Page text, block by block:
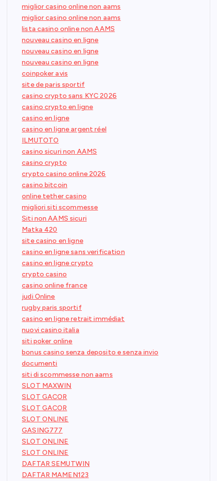
miglior casino online non aams
miglior casino online non aams
lista casino online non AAMS
nouveau casino en ligne
nouveau casino en ligne
nouveau casino en ligne
coinpoker avis
site de paris sportif
casino crypto sans KYC 2026
casino crypto en ligne
casino en ligne
casino en ligne argent réel
ILMUTOTO
casino sicuri non AAMS
casino crypto
crypto casino online 2026
casino bitcoin
online tether casino
migliori siti scommesse
Siti non AAMS sicuri
Matka 420
site casino en ligne
casino en ligne sans verification
casino en ligne crypto
crypto casino
casino online france
judi Online
rugby paris sportif
casino en ligne retrait immédiat
nuovi casino italia
siti poker online
bonus casino senza deposito e senza invio
documenti
siti di scommesse non aams
SLOT MAXWIN
SLOT GACOR
SLOT GACOR
SLOT ONLINE
GASING777
SLOT ONLINE
SLOT ONLINE
DAFTAR SEMUTWIN
DAFTAR MAMEN123